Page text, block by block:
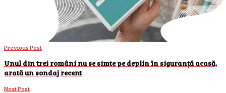
Previous Post
Unul din trei români nu se simte pe deplin în siguranță acasă,
arată un sondaj recent
Next Post